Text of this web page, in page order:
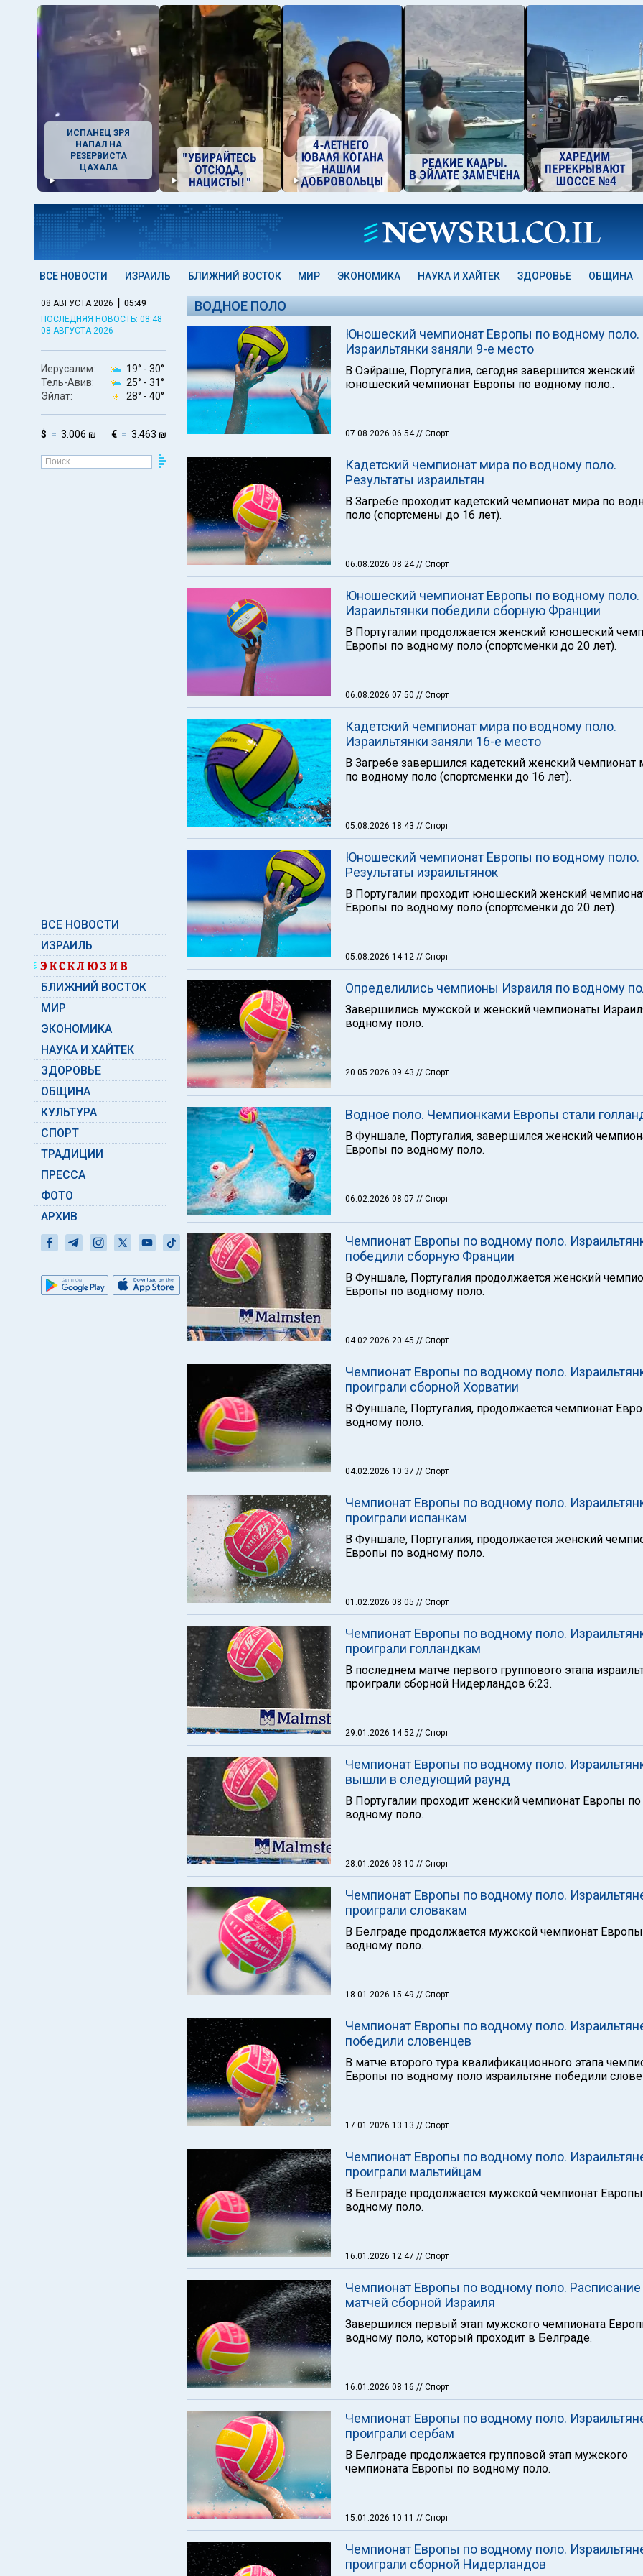
ИСПАНЕЦ ЗРЯ
НАПАЛ НА
РЕЗЕРВИСТА
ЦАХАЛА
ВСЕ НОВОСТИ ИЗРАИЛЬ БЛИЖНИЙ ВОСТОК МИР ЭКОНОМИКА НАУКА И ХАЙТЕК ЗДОРОВЬЕ ОБЩИНА
08 АВГУСТА 2026 | 05:49
ПОСЛЕДНЯЯ НОВОСТЬ: 08:48
08 АВГУСТА 2026
Иерусалим: 19° - 30°
Тель-Авив:
25° - 31°
Эйлат:
28° - 40°
$ 3.006 ₪ € 3.463 ₪
ВСЕ НОВОСТИ
ИЗРАИЛЬ
БЛИЖНИЙ ВОСТОК
МИР
ЭКОНОМИКА
НАУКА И ХАЙТЕК
ЗДОРОВЬЕ
ОБЩИНА
КУЛЬТУРА
СПОРТ
ТРАДИЦИИ
ПРЕССА
ФОТО
АРХИВ
ВОДНОЕ ПОЛО
Юношеский чемпионат Европы по водному поло.
Израильтянки заняли 9-е место
В Оэйраше, Португалия, сегодня завершится женский
юношеский чемпионат Европы по водному поло..
07.08.2026 06:54// Спорт
Кадетский чемпионат мира по водному поло.
Результаты израильтян
В Загребе проходит кадетский чемпионат мира по
поло (спортсмены до 16 лет).
06.08.2026 08:24// Спорт
Юношеский чемпионат Европы по водному поло.
Израильтянки победили сборную Франции
В Португалии продолжается женский юношеский
Европы по водному поло (спортсменки до 20 лет).
06.08.2026 07:50 // Спорт
Кадетский чемпионат мира по водному поло.
Израильтянки заняли 16-е место
В Загребе завершился кадетский женский чемпионат
по водному поло (спортсменки до 16 лет).
05.08.2026 18:43 // Спорт
Юношеский чемпионат Европы по водному поло.
Результаты израильтянок
В Португалии проходит юношеский женский
Европы по водному поло (спортсменки до 20 лет).
05.08.2026 14:12 // Спорт
Определились чемпионы Израиля по водному
Завершились мужской и женский чемпионаты
водному поло.
20.05.2026 09:43 // Спорт
Водное поло. Чемпионками Европы стали
В Фуншале, Португалия, завершился женский
Европы по водному поло.
06.02.2026 08:07 // Спорт
Чемпионат Европы по водному поло.
победили сборную Франции
В Фуншале, Португалия продолжается женский
Европы по водному поло.
04.02.2026 20:45 // Спорт
Чемпионат Европы по водному поло.
проиграли сборной Хорватии
В Фуншале, Португалия, продолжается чемпионат
водному поло.
04.02.2026 10:37 // Спорт
Чемпионат Европы по водному поло.
проиграли испанкам
В Фуншале, Португалия, продолжается женский
Европы по водному поло.
01.02.2026 08:05 // Спорт
Чемпионат Европы по водному поло.
проиграли голландкам
В последнем матче первого группового этапа
проиграли сборной Нидерландов 6:23.
29.01.2026 14:52 // Спорт
Чемпионат Европы по водному поло.
вышли в следующий раунд
В Португалии проходит женский чемпионат Европы по
водному поло.
28.01.2026 08:10 // Спорт
Чемпионат Европы по водному поло.
проиграли словакам
В Белграде продолжается мужской чемпионат
водному поло.
18.01.2026 15:49 // Спорт
Чемпионат Европы по водному поло.
победили словенцев
В матче второго тура квалификационного этапа
Европы по водному поло израильтяне победили
17.01.2026 13:13 // Спорт
Чемпионат Европы по водному поло.
проиграли мальтийцам
В Белграде продолжается мужской чемпионат
водному поло.
16.01.2026 12:47 // Спорт
Чемпионат Европы по водному поло. Расписание
матчей сборной Израиля
Завершился первый этап мужского чемпионата
водному поло, который проходит в Белграде.
16.01.2026 08:16 // Спорт
Чемпионат Европы по водному поло.
проиграли сербам
В Белграде продолжается групповой этап мужского
чемпионата Европы по водному поло.
15.01.2026 10:11 // Спорт
Чемпионат Европы по водному поло.
проиграли сборной Нидерландов